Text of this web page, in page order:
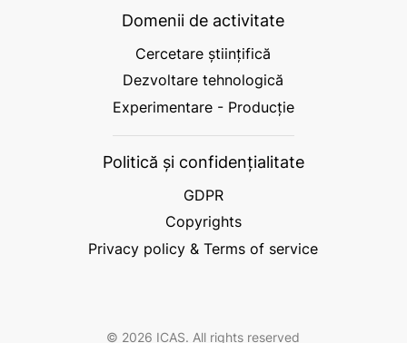
Domenii de activitate
Cercetare științifică
Dezvoltare tehnologică
Experimentare - Producție
Politică și confidențialitate
GDPR
Copyrights
Privacy policy & Terms of service
© 2026 ICAS. All rights reserved